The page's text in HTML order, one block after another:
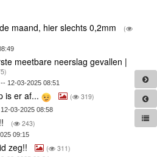
maand, hier slechts 0,2mm
(
meetbare neerslag gevallen |
-- 12-03-2025 08:51
is er af... ( 319)
03-2025 08:58
( 243)
09:15
zeg!! ( 311)